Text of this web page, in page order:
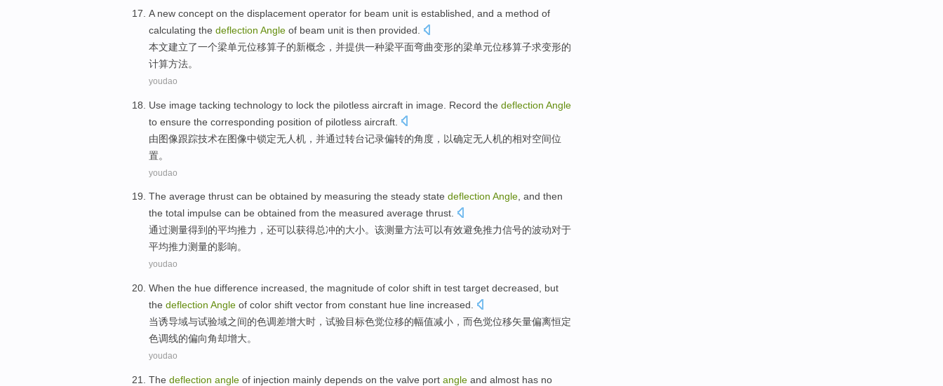
A new concept on the displacement operator for beam unit is established and a method of
calculating the deflection Angle of beam unit is then provided
本文建立了一个梁单元位移算子的新概念 ， 并提供一种梁平面弯曲变形的梁单元位移算子求变形的
计算方法。
youdao
Use image tacking technology to lock the pilotless aircraft in image. Record the deflection Angle
to ensure the corresponding position of pilotless aircraft.
由图像跟踪技术在图像中锁定无人机 ，并通过转台记录偏转的角度 ， 以确定无人机的相对空间位
置。
youdao
The average thrust can be obtained by measuring the steady state deflection Angle, and then
the total impulse can be obtained from the measured average thrust.
通过测量得到 的平均推力 ，还可以获得总冲的大小。 该测量方法可以有效避免推力信号的波动对于
平均推力测量的影响。
youdao
When the hue difference increased , the magnitude of color shift in test target decreased
but
the deflection Angle of color shift vector from constant hue line increased.
当诱导域与试验域之间的色调差增大时，试验目标色觉位移的幅值减小 ， 而色觉位移矢量偏离恒定
色调线的偏向角却增大。
youdao
The deflection angle of injection mainly depends on the valve port angle and almost has no